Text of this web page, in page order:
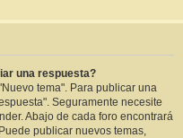
una respuesta?
tema". Para publicar una
Seguramente necesite
Abajo de cada foro encontrará
publicar nuevos temas,